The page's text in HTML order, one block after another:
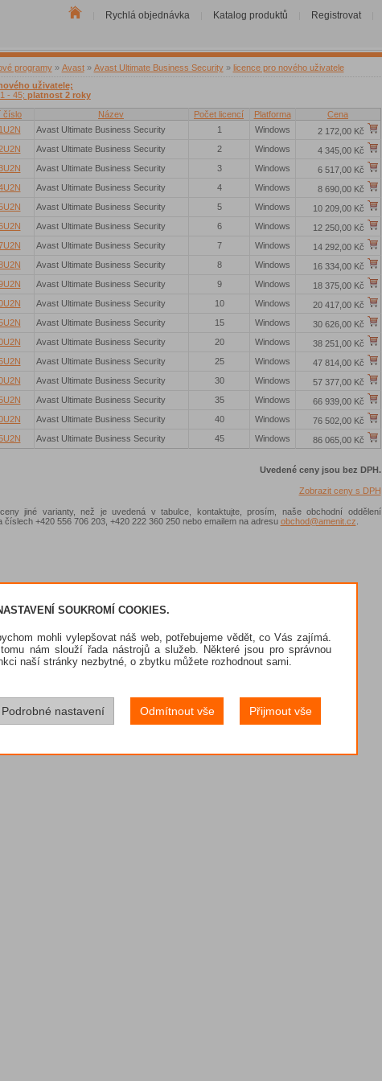
Rychlá objednávka Katalog produktů Registrovat
programy » Avast » Avast Ultimate Business Security » licence pro nového uživatele
uživatele;
- 45; platnost 2 roky
číslo
Název Počet licencí Platforma
Cena
Avast Ultimate Business Security 1 Windows
2 172,00 Kč
Avast Ultimate Business Security 2 Windows
4 345,00 Kč
Avast Ultimate Business Security 3 Windows
6 517,00 Kč
Avast Ultimate Business Security 4 Windows
8 690,00 Kč
Avast Ultimate Business Security 5 Windows
10 209,00 Kč
Avast Ultimate Business Security 6 Windows
12 250,00 Kč
Avast Ultimate Business Security 7 Windows
14 292,00 Kč
Avast Ultimate Business Security 8 Windows
16 334,00 Kč
Avast Ultimate Business Security 9 Windows
18 375,00 Kč
Avast Ultimate Business Security 10 Windows
20 417,00 Kč
Avast Ultimate Business Security 15 Windows
30 626,00 Kč
Avast Ultimate Business Security 20 Windows
38 251,00 Kč
Avast Ultimate Business Security 25 Windows
47 814,00 Kč
Avast Ultimate Business Security 30 Windows
57 377,00 Kč
Avast Ultimate Business Security 35 Windows
66 939,00 Kč
Avast Ultimate Business Security 40 Windows
76 502,00 Kč
Avast Ultimate Business Security 45 Windows 86 065,00 Kč
Uvedené ceny jsou bez DPH.
Zobrazit ceny s DPH
jiné varianty, než je uvedená v tabulce, kontaktujte, prosím, naše obchodní oddělení
číslech +420 556 706 203, +420 222 360 250 nebo emailem na adresu obchod@amenit.cz
SOUKROMÍ COOKIES.
mohli vylepšovat náš web, potřebujeme vědět, co Vás zajímá.
nám slouží řada nástrojů a služeb. Některé jsou pro správnou
naší stránky nezbytné, o zbytku můžete rozhodnout sami.
Podrobné nastavení Odmítnout vše Přijmout vše